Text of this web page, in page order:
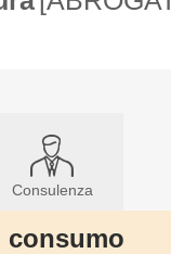
Consulenza
consumo